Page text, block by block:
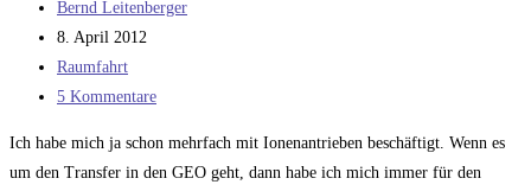
Beitrags-
Autor:
Bernd Leitenberger
Beitrag
veröffentlicht:
8. April 2012
Beitrags-
Kategorie:
Raumfahrt
Beitrags-
5 Kommentare
Ich habe mich ja schon mehrfach mit Ionenantrieben beschäftigt. Wenn es
um den Transfer in den GEO geht, dann habe ich mich immer für den